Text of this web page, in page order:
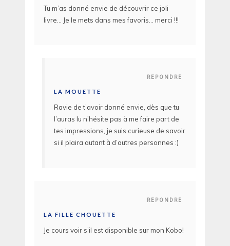
Tu m’as donné envie de découvrir ce joli
livre… Je le mets dans mes favoris… merci !!!
REPONDRE
LA MOUETTE
Ravie de t’avoir donné envie, dès que tu
l’auras lu n’hésite pas à me faire part de
tes impressions, je suis curieuse de savoir
si il plaira autant à d’autres personnes :)
REPONDRE
LA FILLE CHOUETTE
Je cours voir s’il est disponible sur mon Kobo!